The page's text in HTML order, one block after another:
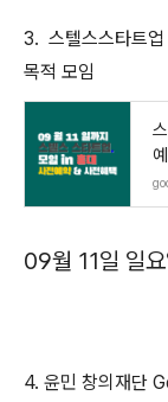
3. 스텔스스타트업
목적 모임
09월 11일 일요
4. 윤민 창의재단